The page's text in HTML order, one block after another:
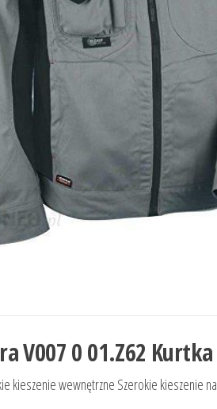
V007 0 01.Z62
kieszenie wewnętrzne Szerokie kieszenie